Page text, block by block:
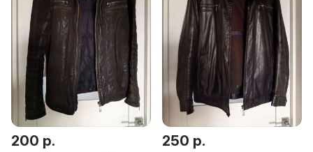
200 р. 250 р.